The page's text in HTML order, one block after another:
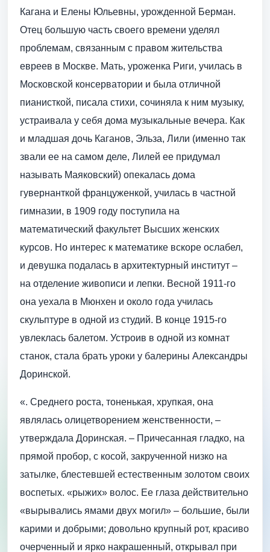
Кагана и Елены Юльевны, урожденной Берман.
Отец большую часть своего времени уделял
проблемам, связанным с правом жительства
евреев в Москве. Мать, уроженка Риги, училась в
Московской консерватории и была отличной
пианисткой, писала стихи, сочиняла к ним музыку,
устраивала у себя дома музыкальные вечера. Как
и младшая дочь Каганов, Эльза, Лили (именно так
звали ее на самом деле, Лилей ее придумал
называть Маяковский) опекалась дома
гувернанткой француженкой, училась в частной
гимназии, в 1909 году поступила на
математический факультет Высших женских
курсов. Но интерес к математике вскоре ослабел,
и девушка подалась в архитектурный институт –
на отделение живописи и лепки. Весной 1911-го
она уехала в Мюнхен и около года училась
скульптуре в одной из студий. В конце 1915-го
увлеклась балетом. Устроив в одной из комнат
станок, стала брать уроки у балерины Александры
Доринской.
«. Среднего роста, тоненькая, хрупкая, она
являлась олицетворением женственности, –
утверждала Доринская. – Причесанная гладко, на
прямой пробор, с косой, закрученной низко на
затылке, блестевшей естественным золотом своих
воспетых. «рыжих» волос. Ее глаза действительно
«вырывались ямами двух могил» – большие, были
карими и добрыми; довольно крупный рот, красиво
очерченный и ярко накрашенный, открывал при